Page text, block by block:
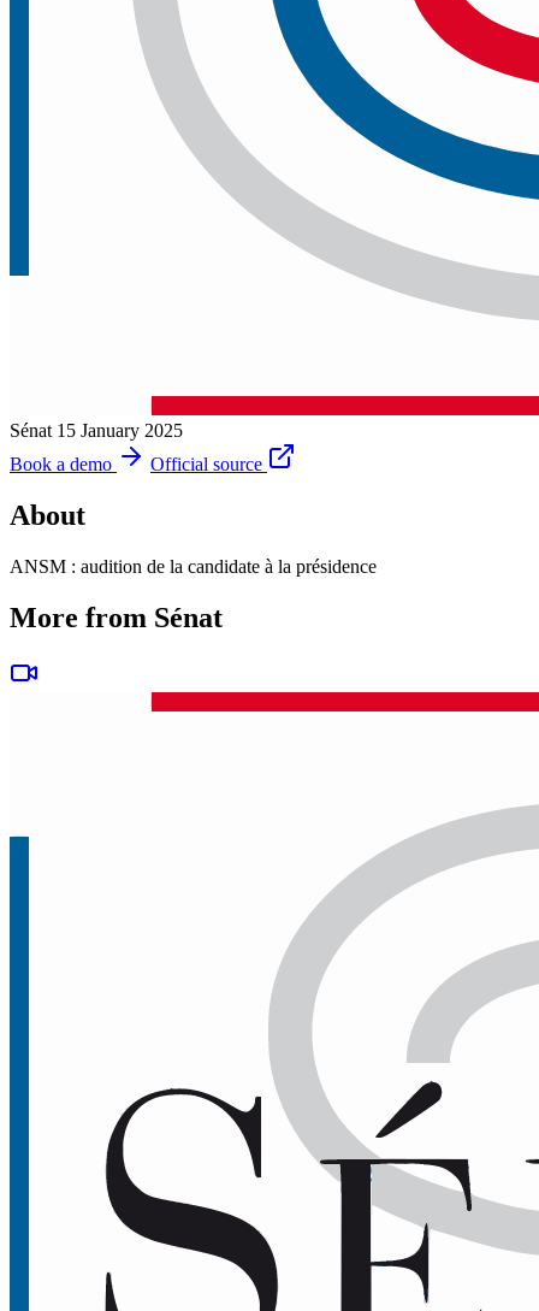
Sénat 15 January 2025
Book a demo
Official source
About
ANSM : audition de la candidate à la présidence
More from Sénat